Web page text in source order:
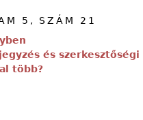
5, SZÁM 21
és szerkesztőségi
több?